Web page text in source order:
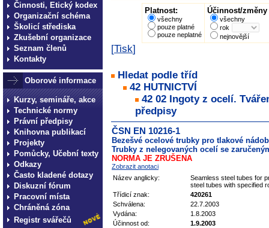
Činnosti, Etický kodex
Organizační schéma
Školicí střediska
Zkušební organizace
Seznam členů
Kontakty
Oborové informace
Kurzy, semináře, akce
Technické normy
Právní předpisy
Knihovna publikací
Projekty
Pomůcky, Učební texty
Odkazy
Často kladené dotazy
Diskuzní fórum
Pracovní místa
Chráněná zóna
Registr svářečů
Platnost:
všechny
pouze platné
pouze neplatné
Účinnost/změny
všechny
rok
nejnovější
[Tisk]
Hledat podle tříd
42 HUTNICTVÍ
42 02 Ingoty z ocelí.
předpisy
ČSN EN 10216-1
Bezešvé ocelové trubky pro tlakové
Trubky z nelegovaných ocelí se
NORMA JE ZRUŠENA
Zobrazit anotaci
Název anglicky:
Seamless steel tubes for
steel tubes with specified
Třídicí znak:
420261
Schválena:
22.7.2003
Vydána:
1.8.2003
Účinnost od:
1.9.2003